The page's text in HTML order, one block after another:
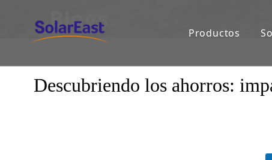
Productos
Blogs
Descubriendo los ahorros: